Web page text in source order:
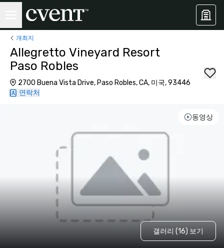
개최지
Allegretto Vineyard Resort
Paso Robles
2700 Buena Vista Drive, Paso Robles, CA, 미국, 93446
연락처
동영상
갤러리 (16) 보기